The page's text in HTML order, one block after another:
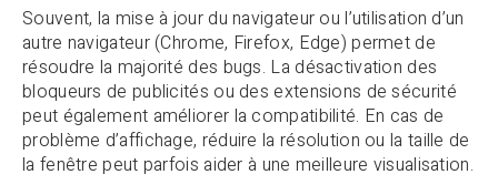
Souvent, la mise à jour du navigateur ou l’utilisation d’un
autre navigateur (Chrome, Firefox, Edge) permet de
résoudre la majorité des bugs. La désactivation des
bloqueurs de publicités ou des extensions de sécurité
peut également améliorer la compatibilité. En cas de
problème d’affichage, réduire la résolution ou la taille de
la fenêtre peut parfois aider à une meilleure visualisation.